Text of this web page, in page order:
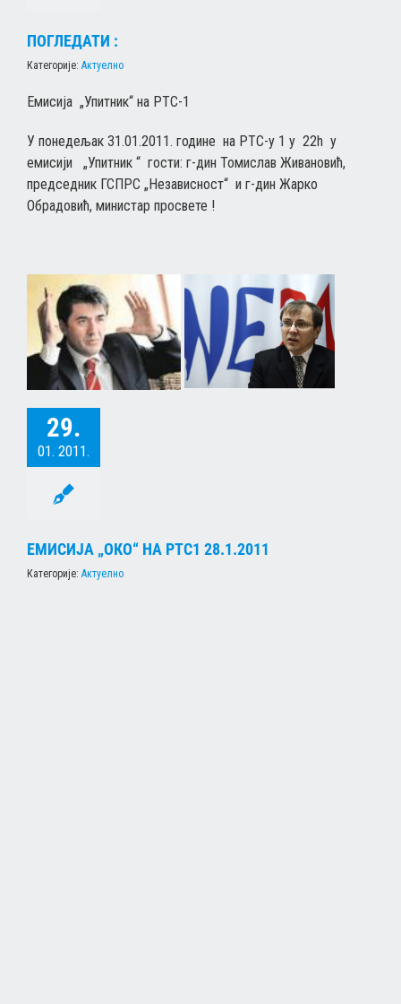
ПОГЛЕДАТИ :
Категорије: Актуелно
Емисија „Упитник“ на РТС-1
У понедељак 31.01.2011. године на РТС-у 1 у 22h у
емисији „Упитник “ гости: г-дин Томислав Живановић,
председник ГСПРС „Независност“ и г-дин Жарко
Обрадовић, министар просвете !
29.
01. 2011.
ЕМИСИЈА „ОКО“ НА РТС1 28.1.2011
Категорије: Актуелно